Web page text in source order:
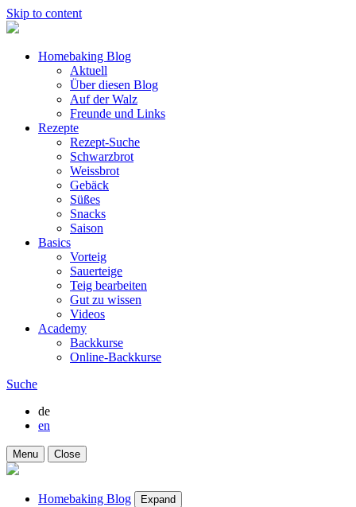
Skip to content
Homebaking Blog
Aktuell
Über diesen Blog
Auf der Walz
Freunde und Links
Rezepte
Rezept-Suche
Schwarzbrot
Weissbrot
Gebäck
Süßes
Snacks
Saison
Basics
Vorteig
Sauerteige
Teig bearbeiten
Gut zu wissen
Videos
Academy
Backkurse
Online-Backkurse
Suche
de
en
Menu Close
Homebaking Blog Expand